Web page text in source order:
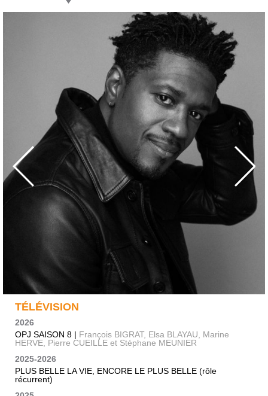
TÉLÉVISION
2026
OPJ SAISON 8 | François BIGRAT, Elsa BLAYAU, Marine
HERVE, Pierre CUEILLE et Stéphane MEUNIER
2025-2026
PLUS BELLE LA VIE, ENCORE LE PLUS BELLE (rôle
récurrent)